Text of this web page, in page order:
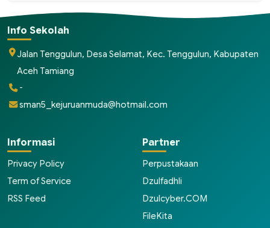
Info Sekolah
Jalan Tenggulun, Desa Selamat, Kec. Tenggulun, Kabupaten
Aceh Tamiang
-
sman5_kejuruanmuda@hotmail.com
Informasi
Privacy Policy
Term of Service
RSS Feed
Partner
Perpustakaan
Dzulfadhli
Dzulcyber.COM
FileKita